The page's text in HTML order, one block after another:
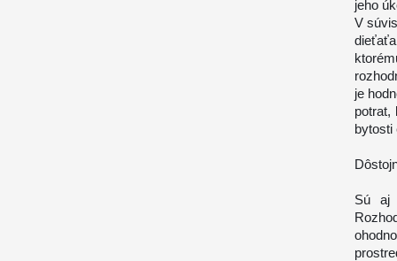
jeho
V
je
potrat,
bytosti
Sú aj